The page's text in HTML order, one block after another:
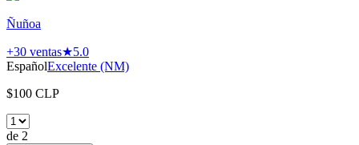
Ñuñoa
+30 ventas★5.0
EspañolExcelente (NM)
$100 CLP
de 2